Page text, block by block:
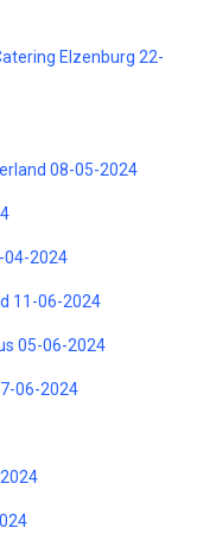
Elzenburg 22-
08-05-2024
04-2024
11-06-2024
05-06-2024
06-2024